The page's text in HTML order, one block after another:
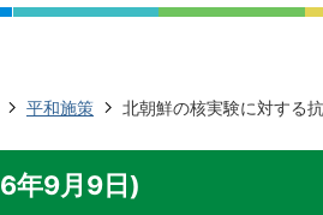
平和施策 北朝鮮の核実験に対する
年9月9日)